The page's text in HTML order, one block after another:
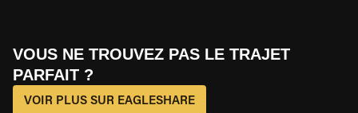
VOUS NE TROUVEZ PAS LE TRAJET
PARFAIT ?
VOIR PLUS SUR EAGLESHARE